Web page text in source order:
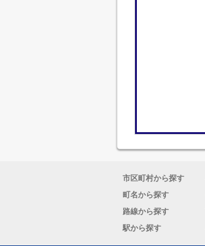
市区町村から探す
町名から探す
路線から探す
駅から探す